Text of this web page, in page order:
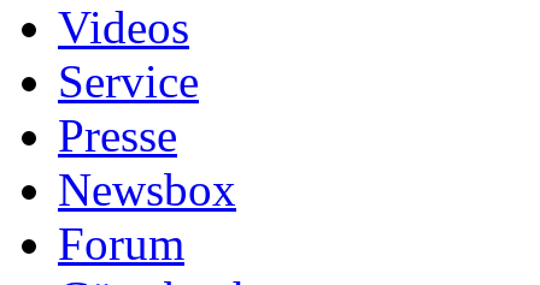
Videos
Service
Presse
Newsbox
Forum